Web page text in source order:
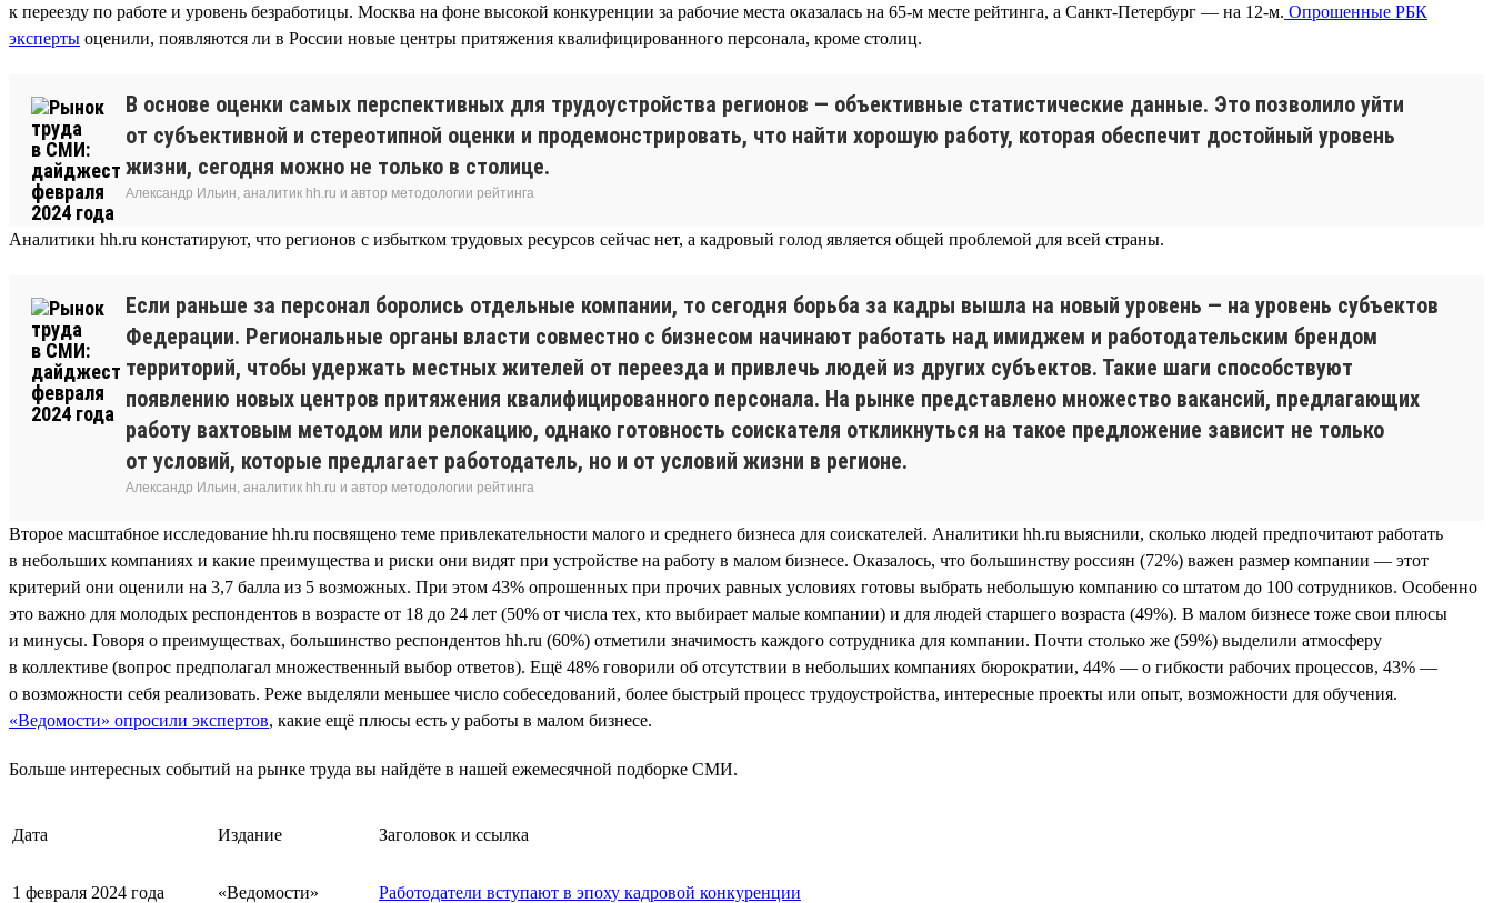
к переезду по работе и уровень безработицы. Москва на фоне высокой конкуренции за рабочие места оказалась на 65-м месте рейтинга, а Санкт-Петербург — на 12-м. Опрошенные РБК
эксперты оценили, появляются ли в России новые центры притяжения квалифицированного персонала, кроме столиц.
В основе оценки самых перспективных для трудоустройства регионов — объективные статистические данные. Это позволило уйти
от субъективной и стереотипной оценки и продемонстрировать, что найти хорошую работу, которая обеспечит достойный уровень
жизни, сегодня можно не только в столице.
Александр Ильин, аналитик hh.ru и автор методологии рейтинга
Аналитики hh.ru констатируют, что регионов с избытком трудовых ресурсов сейчас нет, а кадровый голод является общей проблемой для всей страны.
Если раньше за персонал боролись отдельные компании, то сегодня борьба за кадры вышла на новый уровень — на уровень субъектов
Федерации. Региональные органы власти совместно с бизнесом начинают работать над имиджем и работодательским брендом
территорий, чтобы удержать местных жителей от переезда и привлечь людей из других субъектов. Такие шаги способствуют
появлению новых центров притяжения квалифицированного персонала. На рынке представлено множество вакансий, предлагающих
работу вахтовым методом или релокацию, однако готовность соискателя откликнуться на такое предложение зависит не только
от условий, которые предлагает работодатель, но и от условий жизни в регионе.
Александр Ильин, аналитик hh.ru и автор методологии рейтинга
Второе масштабное исследование hh.ru посвящено теме привлекательности малого и среднего бизнеса для соискателей. Аналитики hh.ru выяснили, сколько людей предпочитают работать
в небольших компаниях и какие преимущества и риски они видят при устройстве на работу в малом бизнесе. Оказалось, что большинству россиян (72%) важен размер компании — этот
критерий они оценили на 3,7 балла из 5 возможных. При этом 43% опрошенных при прочих равных условиях готовы выбрать небольшую компанию со штатом до 100 сотрудников. Особенно
это важно для молодых респондентов в возрасте от 18 до 24 лет (50% от числа тех, кто выбирает малые компании) и для людей старшего возраста (49%). В малом бизнесе тоже свои плюсы
и минусы. Говоря о преимуществах, большинство респондентов hh.ru (60%) отметили значимость каждого сотрудника для компании. Почти столько же (59%) выделили атмосферу
в коллективе (вопрос предполагал множественный выбор ответов). Ещё 48% говорили об отсутствии в небольших компаниях бюрократии, 44% — о гибкости рабочих процессов, 43% —
о возможности себя реализовать. Реже выделяли меньшее число собеседований, более быстрый процесс трудоустройства, интересные проекты или опыт, возможности для обучения.
«Ведомости» опросили экспертов, какие ещё плюсы есть у работы в малом бизнесе.
Больше интересных событий на рынке труда вы найдёте в нашей ежемесячной подборке СМИ.
Дата Издание Заголовок и ссылка
1 февраля 2024 года «Ведомости» Работодатели вступают в эпоху кадровой конкуренции